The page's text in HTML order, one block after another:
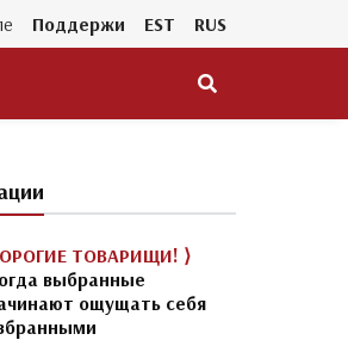
Поддержи EST RUS
ТОВАРИЩИ! ⟩
выбранные
ощущать себя